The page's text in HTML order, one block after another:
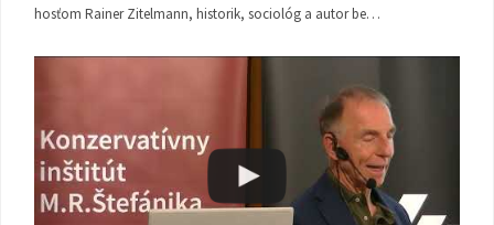
hosťom Rainer Zitelmann, historik, sociológ a autor be…